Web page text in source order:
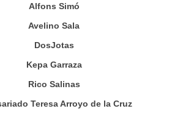
Alfons Simó
Avelino Sala
DosJotas
Kepa Garraza
Rico Salinas
Teresa Arroyo de la Cruz